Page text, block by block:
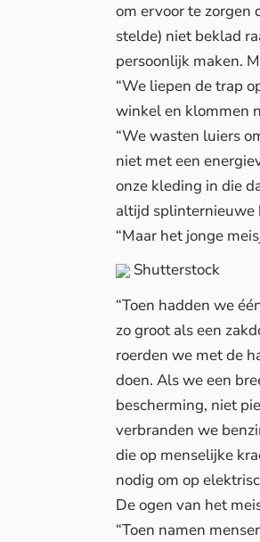
om ervoor te zorgen
stelde) niet beklad
persoonlijk maken.
“We liepen de trap
winkel en klommen
“We wasten luiers
niet met een
onze kleding in die
altijd splinternieuwe
“Maar het jonge
Shutterstock
“Toen hadden we
zo groot als een
roerden we met de
doen. Als we een
bescherming, niet
verbranden we
die op menselijke
nodig om op
De ogen van het
“Toen namen